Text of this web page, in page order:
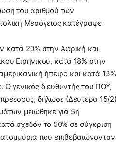
του αριθμού των
Μεσόγειος κατέγραψε
κατά 20% στην Αφρική και
Ειρηνικού, κατά 18% στην
ήπειρο και κατά 13%
Ο γενικός διευθυντής του ΠΟΥ,
δήλωσε (Δευτέρα 15/2)
μειώθηκε για 5η
σχεδόν το 50% σε σύγκριση
που επιβεβαιώνονταν